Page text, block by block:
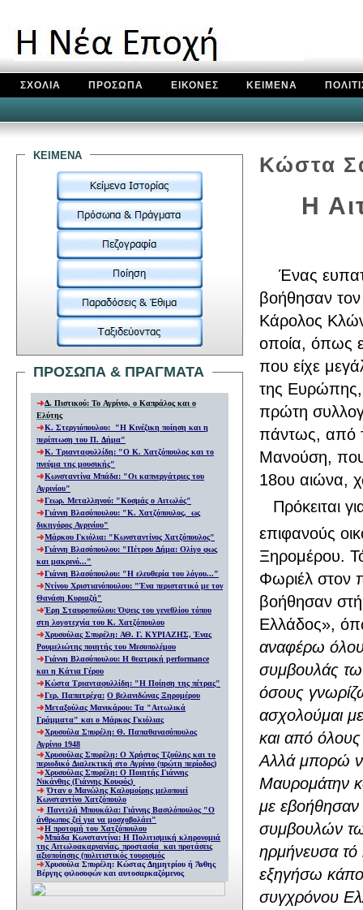
ΣΧΟΛΙΑ ΠΡΟΣΩΠΑ ΕΙΚΟΝΕΣ ΚΕΙΜΕΝΑ
Κώστα
H
Ένας
βοήθησαν
Κάρολος
οποία, όπως
που είχε
της Ευρώπης,
πρώτη
πάντως, από
Μανούση, που
18ου αιώνα,
Πρόκειται
επιφανούς
Ξηρομέρου.
Φωριέλ στον
βοήθησαν
Ελλάδος»,
αναφέρω
συμβουλάς
όσους
ασχολούμαι
και από
Αλλά μπορώ
Μαυρομάτην
με εβοήθησαν
συμβουλών
ηρμήνευσα
εξηγήσω
συγχρόνου
κειμενα
ΠΡΟΣΩΠΑ & ΠΡΑΓΜΑΤΑ
Δ. Πιστικού: Το Αγρίνιο, ο Καπράλος και ο
Ελύτης
Κ. Στεργιόπουλου:
"Η Κινέζικη ποίηση και η
περίπτωση του Π. Δήμα"
Κ. Τριανταφυλλίδη: "Ο Κ. Χατζόπουλος και το
πνεύμα της μουσικής"
Κωνσταντίνα Μπάδα: "Οι καπνεργάτριες του
Αγρινίου"
Γεωρ. Μεταλληνού: "Κοσμάς ο Αιτωλός"
Γιάννη Βλασόπουλου: "Κ. Χατζόπουλος, ως
δικηγόρος Αγρινίου"
Μάρκου Γκιόλια: "Κωνσταντίνος Χατζόπουλος"
Γιάννη Βλασόπουλου: "Πέτρου Δήμα: Ολίγο φως
και μακρινό..."
Γιάννη Βλασόπουλου: "Η ελευθερία του λόγου..."
Ντίνου Χριστιανόπουλου: "Ένα περιστατικό με τον
Θανάση Κυριαζή"
Έρη Σταυροπούλου: Όψεις του γενεθλίου τόπου
στη λογοτεχνία του Κ. Χατζόπουλου
Χρυσούλας Σπυρέλη: ΑΘ. Γ. ΚΥΡΙΑΖΗΣ, Ένας
Ρουμελιώτης ποιητής του Μεσοπολέμου
Γιάννη Βλασόπουλου: Η θεατρική performance
και η Κάτια Γέρου
Κώστα Τριανταφυλλίδη: "Η Ποίηση της πέτρας"
Γερ. Παπατρέχα: Ο βελανιδώνας Ξηρομέρου
Μεταξούλας Μανικάρου: Τα "Αιτωλικά
Γράμματα" και ο Μάρκος Γκιόλιας
Χρυσούλα Σπυρέλη: Θ. Παπαθανασόπουλος
Αγρίνιο 1948
Χρυσούλας Σπυρέλη: Ο Χρήστος Τζούλης και το
περιοδικό Διαλεκτική στο Αγρίνιο (πρώτη περίοδος)
Χρυσούλας Σπυρέλη: Ο Ποιητής Γιάννης
Νικάνθης (Γιάννης Κουφός)
Όταν ο Μανώλης Καλομοίρης μελοποιεί
Κωνσταντίνο Χατζόπουλο
Παντελή Μπουκάλα: Γιάννης Βασιλόπουλος "Ο
άνθρωπος ζεί για να μοσχοβολάει"
Η προτομή του Χατζόπουλου
Μπάδα Κωνσταντίνα: Η Πολιτισμική κληρονομιά
της Αιτωλοακαρνανίας, προστασία και προτάσεις
αξιοποίησης (πολιτιστικός τουρισμός
Χρυσούλα Σπυρέλη: Κώστας Δημητρίου ή Άνθης
Βέργης φιλοσοφών και αυτοσαρκαζόμενος